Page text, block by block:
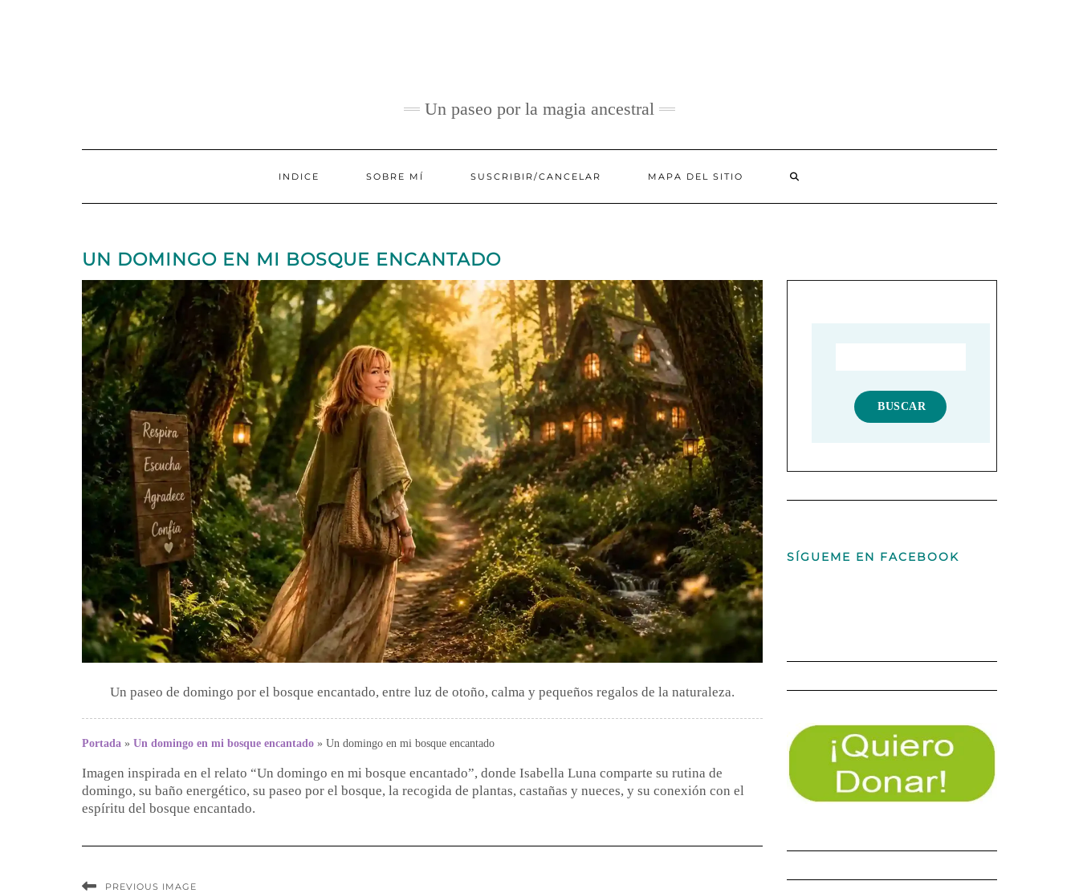
Un paseo por la magia ancestral
INDICE SOBRE MÍ SUSCRIBIR/CANCELAR MAPA DEL SITIO
UN DOMINGO EN MI BOSQUE ENCANTADO
Un paseo de domingo por el bosque encantado, entre luz de otoño, calma y pequeños regalos de la naturaleza.
Portada » Un domingo en mi bosque encantado » Un domingo en mi bosque encantado
Imagen inspirada en el relato “Un domingo en mi bosque encantado”, donde Isabella Luna comparte su rutina de
domingo, su baño energético, su paseo por el bosque, la recogida de plantas, castañas y nueces, y su conexión con el
espíritu del bosque encantado.
PREVIOUS IMAGE
SÍGUEME EN FACEBOOK